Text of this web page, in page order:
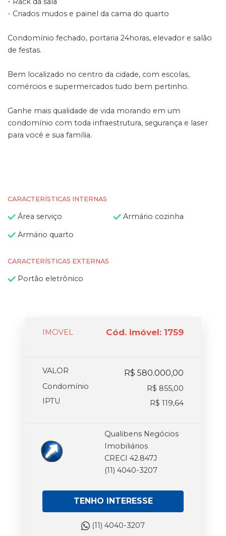
- Criados mudos e painel da cama do quarto
Condomínio fechado, portaria 24horas, elevador e salão
de festas.
Bem localizado no centro da cidade, com escolas,
comércios e supermercados tudo bem pertinho.
Ganhe mais qualidade de vida morando em um
condomínio com toda infraestrutura, segurança e laser
para você e sua família.
CARACTERÍSTICAS INTERNAS
Área serviço
Armário cozinha
Armário quarto
CARACTERÍSTICAS EXTERNAS
Portão eletrônico
IMOVEL Cód. imóvel: 1759
VALOR R$ 580.000,00
Condomínio
R$ 855,00
IPTU
R$ 119,64
Qualibens Negócios
Imobiliários
CRECI 42.847J
(11) 4040-3207
TENHO INTERESSE
(11) 4040-3207